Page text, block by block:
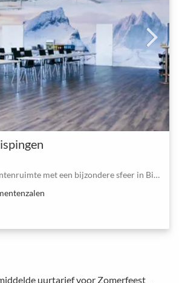
Creatieve evenementenruimte met een bijzondere sfeer in Bispingen
uurtarief voor Zomerfeest